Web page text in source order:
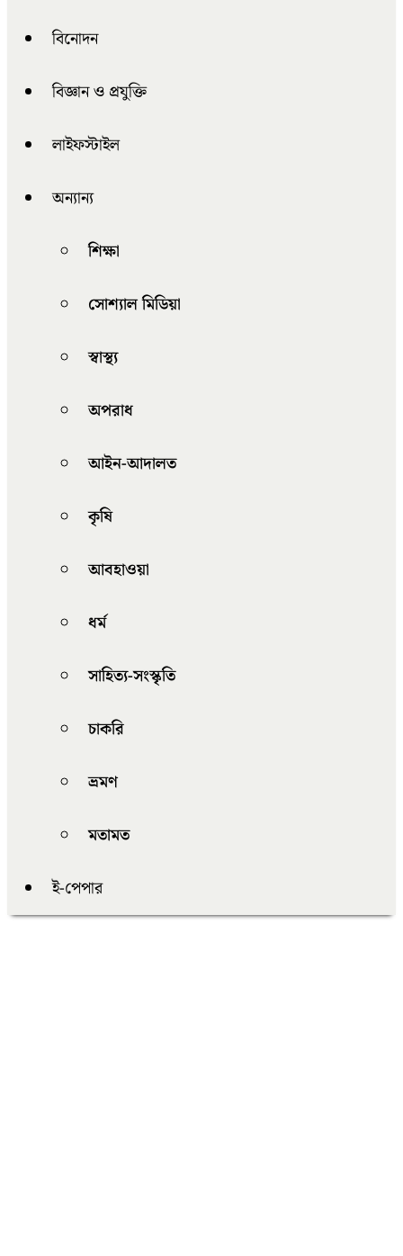
বিনোদন
বিজ্ঞান ও প্রযুক্তি
লাইফস্টাইল
অন্যান্য
শিক্ষা
সোশ্যাল মিডিয়া
স্বাস্থ্য
অপরাধ
আইন-আদালত
কৃষি
আবহাওয়া
ধর্ম
সাহিত্য-সংস্কৃতি
চাকরি
ভ্রমণ
মতামত
ই-পেপার